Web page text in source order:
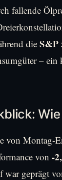
fallende
die S&P
– ein
von Montag-
von -
geprägt